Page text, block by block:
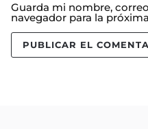
Guarda mi nombre,
navegador para la